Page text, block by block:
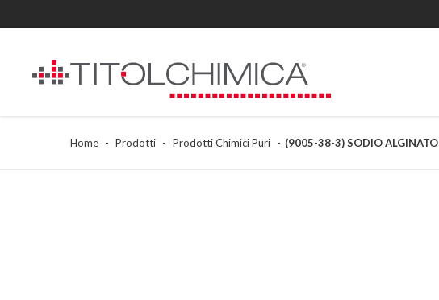
Home Prodotti Prodotti Chimici Puri (9005-38-3) SODIO ALGINATO